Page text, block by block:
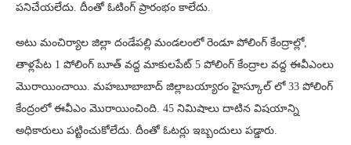
పనిచేయలేదు. దీంతో ఓటింగ్ ప్రారంభం కాలేదు.
అటు మంచిర్యాల జిల్లా దండేపల్లి మండలంలో రెండూ పోలింగ్ కేంద్రాల్లో,
తాళ్లపేట 1 పోలింగ్ బూత్ వద్ద మాకులపేట్ 5 పోలింగ్ కేంద్రాల వద్ద ఈవీఎంలు
మొరాయించాయి. మహబూబాబాద్ జిల్లాబయ్యారం హైస్కూల్ లో 33 పోలింగ్
కేంద్రంలో ఈవీఎం మొరాయించింది. 45 నిమిషాలు దాటిన విషయాన్ని
అధికారులు పట్టించుకోలేదు. దీంతో ఓటర్లు ఇబ్బందులు పడ్డారు.